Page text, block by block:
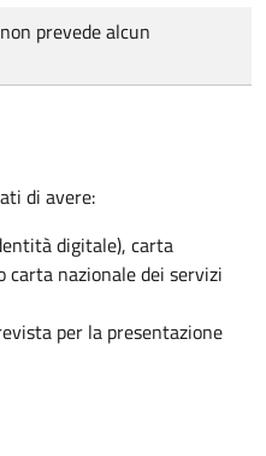
prevede alcun
di avere:
digitale), carta
carta nazionale dei servizi
per la presentazione